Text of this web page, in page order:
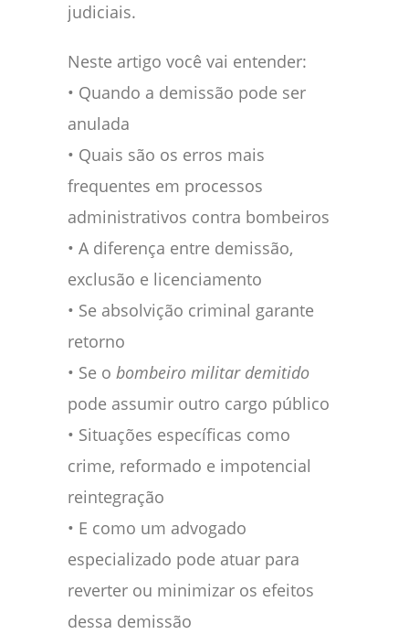
judiciais.
Neste artigo você vai entender:
• Quando a demissão pode ser
anulada
• Quais são os erros mais
frequentes em processos
administrativos contra bombeiros
• A diferença entre demissão,
exclusão e licenciamento
• Se absolvição criminal garante
retorno
• Se o bombeiro militar demitido
pode assumir outro cargo público
• Situações específicas como
crime, reformado e impotencial
reintegração
• E como um advogado
especializado pode atuar para
reverter ou minimizar os efeitos
dessa demissão